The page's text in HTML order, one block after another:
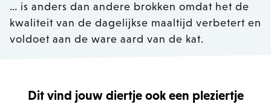
… is anders dan andere brokken omdat het de
kwaliteit van de dagelijkse maaltijd verbetert en
voldoet aan de ware aard van de kat.
Dit vind jouw diertje ook een pleziertje